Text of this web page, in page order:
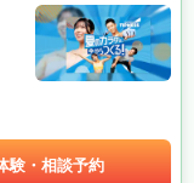
験・相談予約